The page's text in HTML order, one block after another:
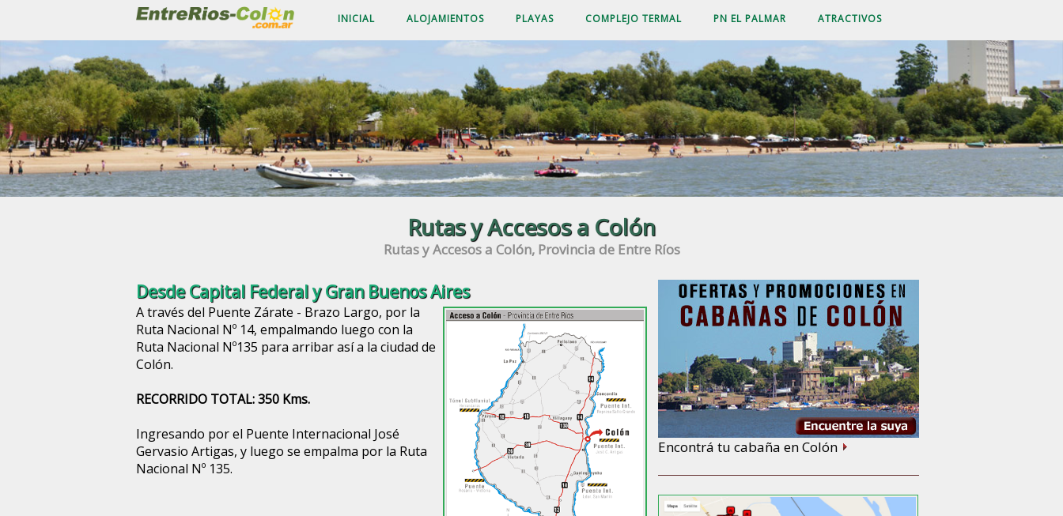
INICIAL ALOJAMIENTOS PLAYAS COMPLEJO TERMAL PN EL PALMAR ATRACTIVOS
Rutas y Accesos a Colón
Rutas y Accesos a Colón, Provincia de Entre Ríos
Desde Capital Federal y Gran Buenos Aires
A través del Puente Zárate - Brazo Largo, por la
Ruta Nacional Nº 14, empalmando luego con la
Ruta Nacional Nº135 para arribar así a la ciudad de
Colón.
RECORRIDO TOTAL: 350 Kms.
Ingresando por el Puente Internacional José
Gervasio Artigas, y luego se empalma por la Ruta
Nacional Nº 135.
Encontrá tu cabaña en Colón